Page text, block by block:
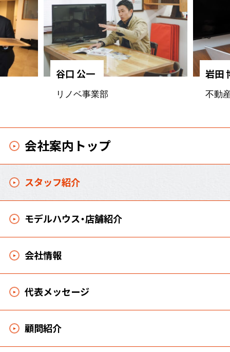
谷口 公一
リノベ事業部
岩田
不動
会社案内トップ
スタッフ紹介
モデルハウス・店舗紹介
会社情報
代表メッセージ
顧問紹介